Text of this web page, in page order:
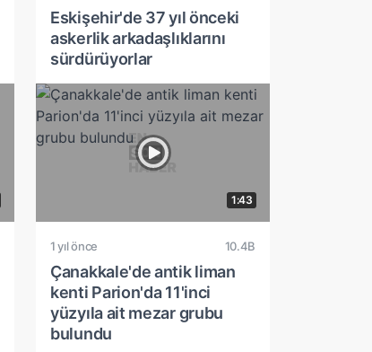
Eskişehir'de 37 yıl önceki
askerlik arkadaşlıklarını
sürdürüyorlar
1:43
1 yıl önce 10.4B
Çanakkale'de antik liman
kenti Parion'da 11'inci
yüzyıla ait mezar grubu
bulundu